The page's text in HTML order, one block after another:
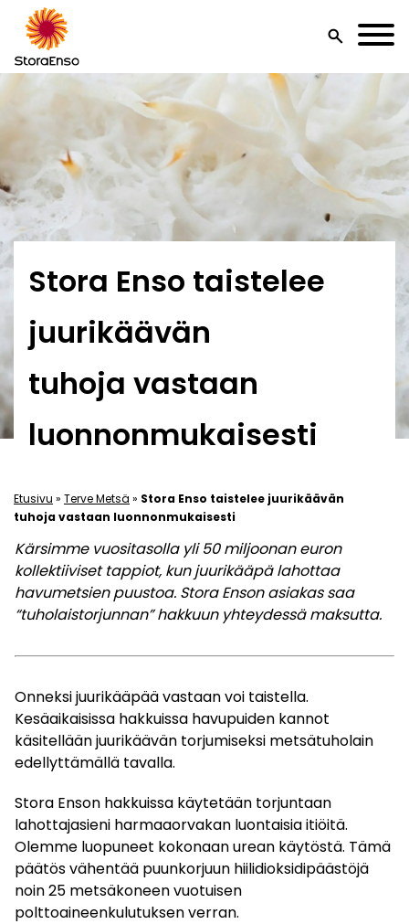
search
Stora Enso taistelee
juurikäävän
tuhoja vastaan
luonnonmukaisesti
Etusivu » Terve Metsä » Stora Enso taistelee juurikäävän
tuhoja vastaan luonnonmukaisesti
Kärsimme vuositasolla yli 50 miljoonan euron
kollektiiviset tappiot, kun juurikääpä lahottaa
havumetsien puustoa. Stora Enson asiakas saa
“tuholaistorjunnan” hakkuun yhteydessä maksutta.
Onneksi juurikääpää vastaan voi taistella.
Kesäaikaisissa hakkuissa havupuiden kannot
käsitellään juurikäävän torjumiseksi metsätuholain
edellyttämällä tavalla.
Stora Enson hakkuissa käytetään torjuntaan
lahottajasieni harmaaorvakan luontaisia itiöitä.
Olemme luopuneet kokonaan urean käytöstä. Tämä
päätös vähentää puunkorjuun hiilidioksidipäästöjä
noin 25 metsäkoneen vuotuisen
polttoaineenkulutuksen verran.